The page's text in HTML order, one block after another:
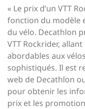
« Le prix d’un VTT
fonction du modèle
du vélo. Decathlon
VTT Rockrider,
abordables aux
sophistiqués. Il est
web de Decathlon
pour obtenir les
prix et les